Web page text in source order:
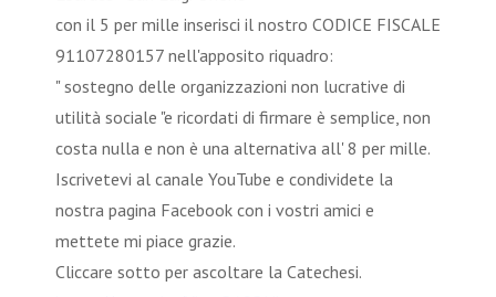
con il 5 per mille inserisci il nostro CODICE FISCALE
91107280157 nell'apposito riquadro:
" sostegno delle organizzazioni non lucrative di
utilità sociale "e ricordati di firmare è semplice, non
costa nulla e non è una alternativa all' 8 per mille.
Iscrivetevi al canale YouTube e condividete la
nostra pagina Facebook con i vostri amici e
mettete mi piace grazie.
Cliccare sotto per ascoltare la Catechesi.